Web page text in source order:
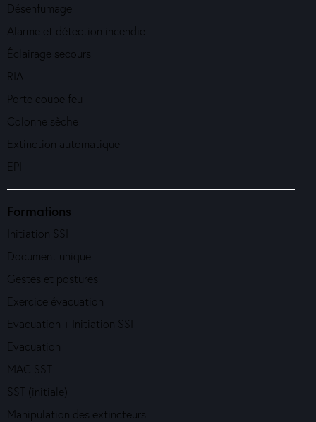
Désenfumage
Alarme et détection incendie
Éclairage secours
RIA
Porte coupe feu
Colonne sèche
Extinction automatique
EPI
Formations
Initiation SSI
Document unique
Gestes et postures
Exercice évacuation
Evacuation + Initiation SSI
Evacuation
MAC SST
SST (initiale)
Manipulation des extincteurs